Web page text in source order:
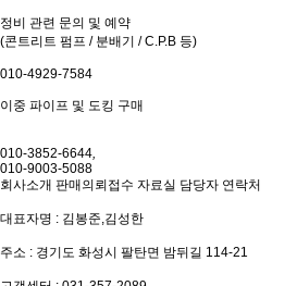
정비 관련 문의 및 예약
(콘트리트 펌프 / 분배기 / C.P.B 등)
010-4929-7584
이중 파이프 및 도킹 구매
010-3852-6644,
010-9003-5088
회사소개 판매의뢰접수 자료실 담당자 연락처
대표자명 : 김봉준,김성한
주소 : 경기도 화성시 팔탄면 밤뒤길 114-21